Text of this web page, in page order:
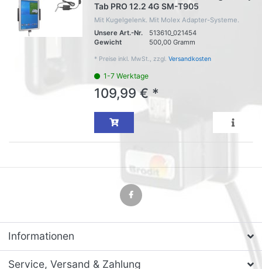
Tab PRO 12.2 4G SM-T905
Mit Kugelgelenk. Mit Molex Adapter-Systeme.
Unsere Art.-Nr.
513610_021454
Gewicht
500,00 Gramm
* Preise inkl. MwSt., zzgl. Versandkosten
1-7 Werktage
109,99 € *
Informationen
Service, Versand & Zahlung